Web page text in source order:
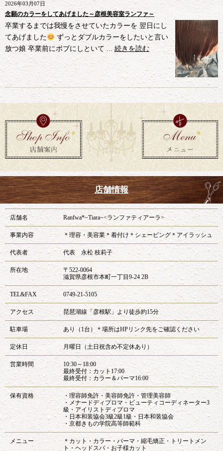
2026年03月07日
念願のカラーをしてあげました～彦根美容室ランファ～
卒業するまでは我慢をさせていたカラーを 翌日にし
てあげました
ずっとダブルカラーをしたいと言い
放つ娘 卒業前にボブにしといて ...続きを読む
店舗情報
店舗名 Ranfwa*~Tiara~<ランファティアーラ>
事業内容 ＊理容・美容業＊着付け＊シェービング＊アイラッシュ
代表者 代表 永松 枝莉子
所在地
〒522-0064
滋賀県彦根市本町一丁目9-24 2B
TEL&FAX 0749-21-5105
アクセス 琵琶湖線「彦根駅」より徒歩約15分
駐車場 あり（1台）＊場所はHPリンク先をご確認ください
定休日 月曜日（土日祝含め不定休あり）
営業時間
10:30～18:00
最終受付：カット17:00
最終受付：カラー＆パーマ16:00
保有資格
・理容師免許・美容師免許・管理美容師
・メナードディプロマ・ビューティコーディネーター3
級・アイリストディプロマ
・日本和装協会3級2級1級・日本和装協会
・京都きもの学院高等師範科
メニュー
＊カット・カラー・パーマ・縮毛矯正・トリートメン
ト・ヘッドスパ・お子様カット